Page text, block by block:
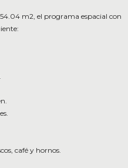
m2, el programa espacial con
café y hornos.